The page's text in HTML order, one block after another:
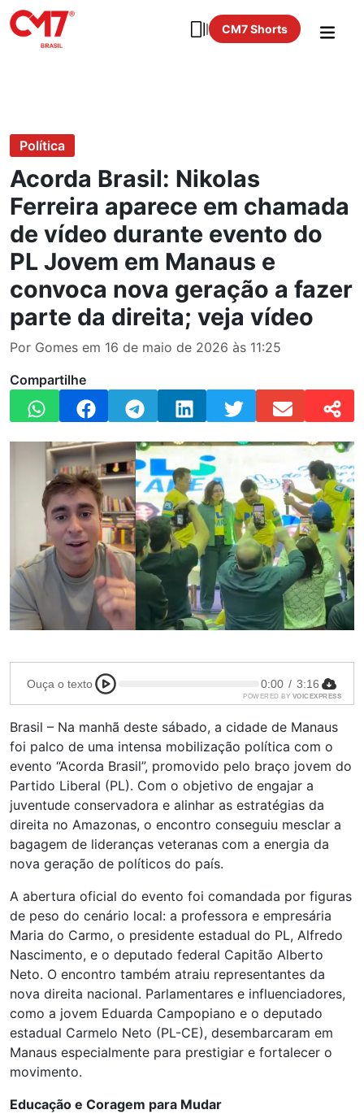
CM7 Shorts
Política
Acorda Brasil: Nikolas
Ferreira aparece em chamada
de vídeo durante evento do
PL Jovem em Manaus e
convoca nova geração a fazer
parte da direita; veja vídeo
Por Gomes em 16 de maio de 2026 às 11:25
Compartilhe
Ouça o texto 0:00 / 3:16
POWERED BY VOICEXPRESS
Brasil – Na manhã deste sábado, a cidade de Manaus
foi palco de uma intensa mobilização política com o
evento “Acorda Brasil”, promovido pelo braço jovem do
Partido Liberal (PL). Com o objetivo de engajar a
juventude conservadora e alinhar as estratégias da
direita no Amazonas, o encontro conseguiu mesclar a
bagagem de lideranças veteranas com a energia da
nova geração de políticos do país.
A abertura oficial do evento foi comandada por figuras
de peso do cenário local: a professora e empresária
Maria do Carmo, o presidente estadual do PL, Alfredo
Nascimento, e o deputado federal Capitão Alberto
Neto. O encontro também atraiu representantes da
nova direita nacional. Parlamentares e influenciadores,
como a jovem Eduarda Campopiano e o deputado
estadual Carmelo Neto (PL-CE), desembarcaram em
Manaus especialmente para prestigiar e fortalecer o
movimento.
Educação e Coragem para Mudar